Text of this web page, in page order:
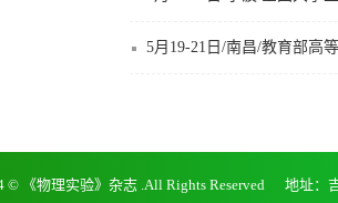
© 《物理实验》杂志 .All Rights Reserved 地址